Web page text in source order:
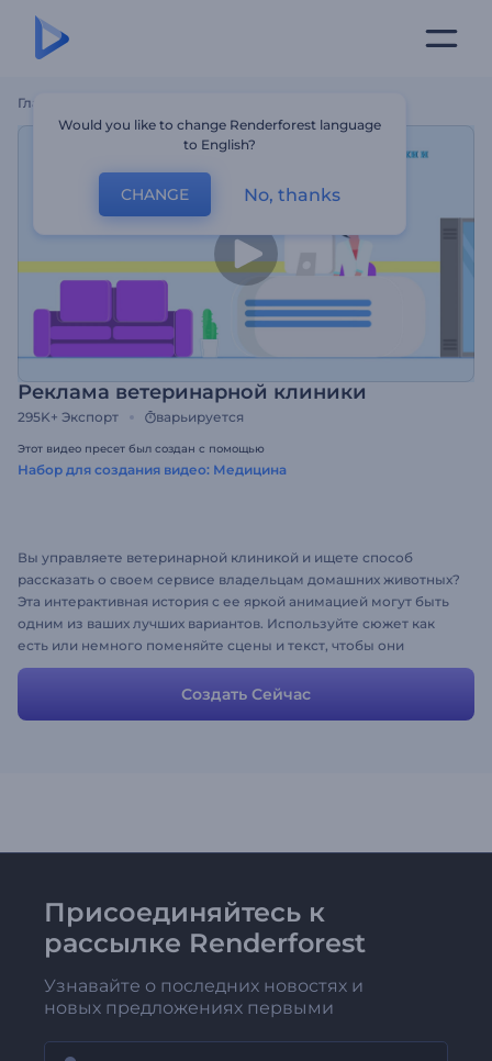
Главная
Реклама ветеринарной клиники
295K+ Экспорт варьируется
Этот видео пресет был создан с помощью
Набор для создания видео: Медицина
Вы управляете ветеринарной клиникой и ищете способ
рассказать о своем сервисе владельцам домашних животных?
Эта интерактивная история с ее яркой анимацией могут быть
одним из ваших лучших вариантов. Используйте сюжет как
есть или немного поменяйте сцены и текст, чтобы они
отвечали вашим представлениям – ваше рекламное видео уже
Создать Сейчас
Присоединяйтесь к
рассылке Renderforest
Узнавайте о последних новостях и
новых предложениях первыми
Would you like to change Renderforest language
to English?
CHANGE No, thanks